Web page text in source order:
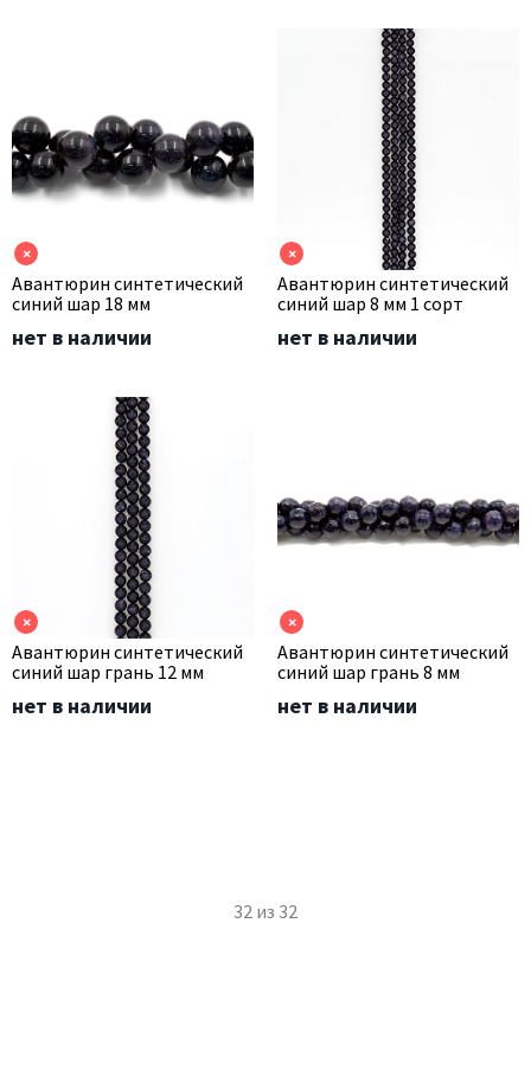
×
Авантюрин синтетический
синий шар 18 мм
нет в наличии
×
Авантюрин синтетический
синий шар 8 мм 1 сорт
нет в наличии
×
Авантюрин синтетический
синий шар грань 12 мм
нет в наличии
×
Авантюрин синтетический
синий шар грань 8 мм
нет в наличии
32 из 32